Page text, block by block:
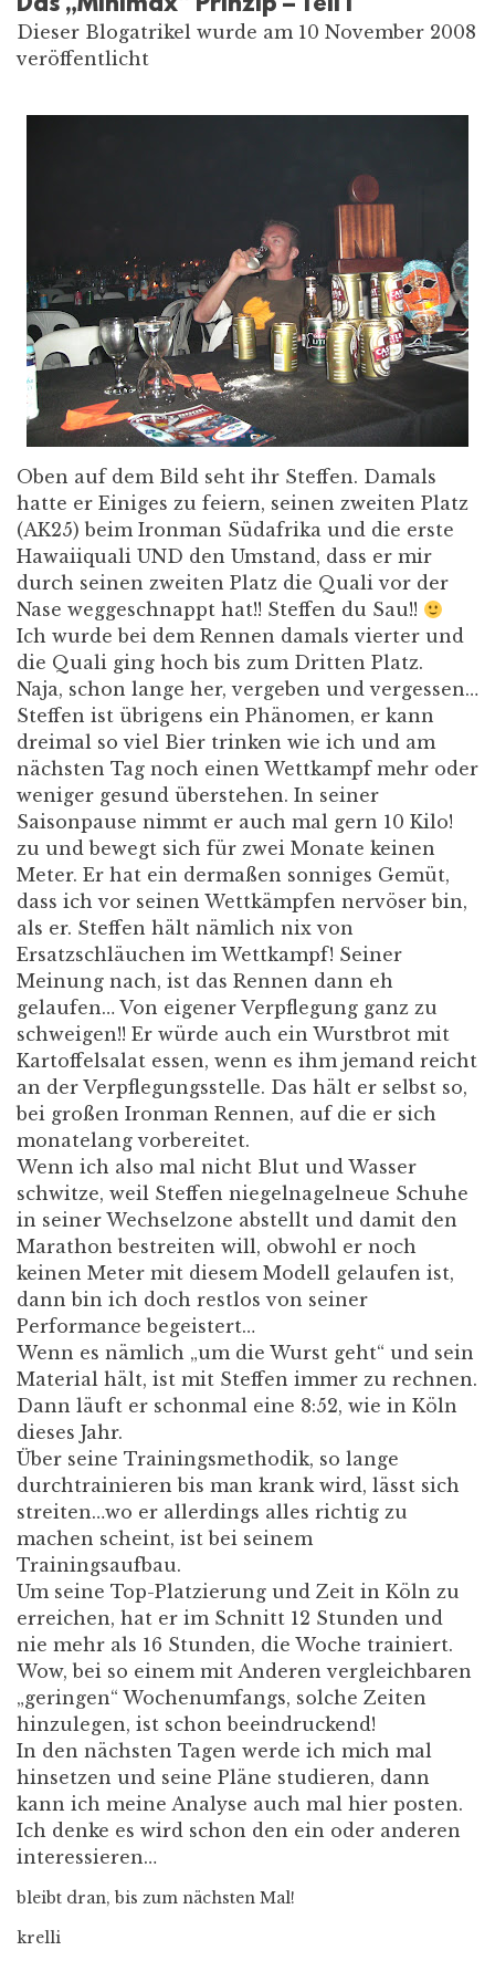
Dieser Blogatrikel wurde am 10 November 2008
veröffentlicht
Oben auf dem Bild seht ihr Steffen. Damals
hatte er Einiges zu feiern, seinen zweiten Platz
(AK25) beim Ironman Südafrika und die erste
Hawaiiquali UND den Umstand, dass er mir
durch seinen zweiten Platz die Quali vor der
Nase weggeschnappt hat!! Steffen du Sau!!
Ich wurde bei dem Rennen damals vierter und
die Quali ging hoch bis zum Dritten Platz.
Naja, schon lange her, vergeben und vergessen…
Steffen ist übrigens ein Phänomen, er kann
dreimal so viel Bier trinken wie ich und am
nächsten Tag noch einen Wettkampf mehr oder
weniger gesund überstehen. In seiner
Saisonpause nimmt er auch mal gern 10 Kilo!
zu und bewegt sich für zwei Monate keinen
Meter. Er hat ein dermaßen sonniges Gemüt,
dass ich vor seinen Wettkämpfen nervöser bin,
als er. Steffen hält nämlich nix von
Ersatzschläuchen im Wettkampf! Seiner
Meinung nach, ist das Rennen dann eh
gelaufen… Von eigener Verpflegung ganz zu
schweigen!! Er würde auch ein Wurstbrot mit
Kartoffelsalat essen, wenn es ihm jemand reicht
an der Verpflegungsstelle. Das hält er selbst so,
bei großen Ironman Rennen, auf die er sich
monatelang vorbereitet.
Wenn ich also mal nicht Blut und Wasser
schwitze, weil Steffen niegelnagelneue Schuhe
in seiner Wechselzone abstellt und damit den
Marathon bestreiten will, obwohl er noch
keinen Meter mit diesem Modell gelaufen ist,
dann bin ich doch restlos von seiner
Performance begeistert…
Wenn es nämlich „um die Wurst geht“ und sein
Material hält, ist mit Steffen immer zu rechnen.
Dann läuft er schonmal eine 8:52, wie in Köln
dieses Jahr.
Über seine Trainingsmethodik, so lange
durchtrainieren bis man krank wird, lässt sich
streiten…wo er allerdings alles richtig zu
machen scheint, ist bei seinem
Trainingsaufbau.
Um seine Top-Platzierung und Zeit in Köln zu
erreichen, hat er im Schnitt 12 Stunden und
nie mehr als 16 Stunden, die Woche trainiert.
Wow, bei so einem mit Anderen vergleichbaren
„geringen“ Wochenumfangs, solche Zeiten
hinzulegen, ist schon beeindruckend!
In den nächsten Tagen werde ich mich mal
hinsetzen und seine Pläne studieren, dann
kann ich meine Analyse auch mal hier posten.
Ich denke es wird schon den ein oder anderen
interessieren…
bleibt dran, bis zum nächsten Mal!
krelli